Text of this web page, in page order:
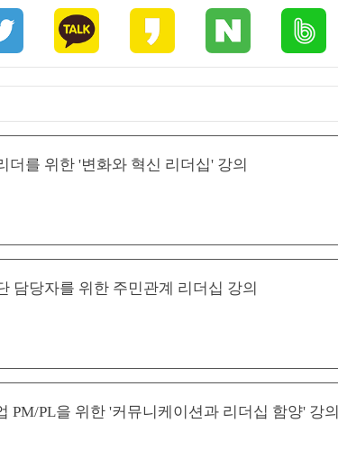
더를 위한 '변화와 혁신 리더십' 강의
담당자를 위한 주민관계 리더십 강의
PM/PL을 위한 '커뮤니케이션과 리더십 함양' 강의